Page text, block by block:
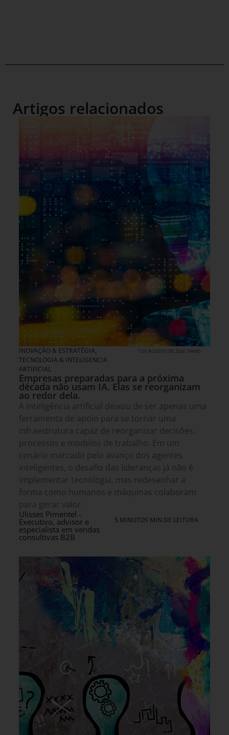
Artigos relacionados
INOVAÇÃO & ESTRATÉGIA,
TECNOLOGIA & INTELIGENCIA
ARTIFICIAL
7 DE AGOSTO DE 2026 14H00
Empresas preparadas para a próxima
década não usam IA. Elas se reorganizam
ao redor dela.
A inteligência artificial deixou de ser apenas uma
ferramenta de apoio para se tornar uma
infraestrutura capaz de reorganizar decisões,
processos e modelos de trabalho. Em um
cenário marcado pelo avanço dos agentes
inteligentes, o desafio das lideranças já não é
implementar tecnologia, mas redesenhar a
forma como humanos e máquinas colaboram
para gerar valor.
Ulisses Pimentel -
Executivo, advisor e
especialista em vendas
consultivas B2B
5 MINUTOS MIN DE LEITURA